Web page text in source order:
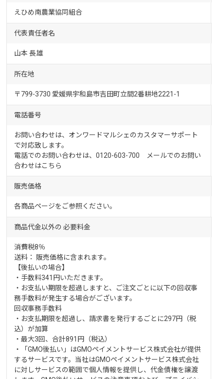
えひめ南農業協同組合
代表責任者名
山本 長雄
所在地
〒799-3730 愛媛県宇和島市吉田町立間2番耕地2221-1
電話番号
お問い合わせは、オンワードマルシェのカスタマーサポート
で対応致します。
電話でのお問い合わせは、0120-603-700 メールでのお問い
合わせはこちら
販売価格
各商品ページをご参照ください。
商品代金以外の 必要料金
消費税8％
送料： 販売価格に含まれます。
【後払いの場合】
・手数料341円いただきます。
・お支払い期限を超過しますと、ご注文ごとに以下の回収事
務手数料が発生する場合がございます。
回収事務手数料
・お支払期限を超過し、請求書を発行するごとに297円（税
込）が加算
・最大3回、合計891円（税込）
・「GMO後払い」はGMOペイメントサービス株式会社が提供
するサービスです。当社はGMOペイメントサービス株式会社
に対しサービスの範囲で個人情報を提供し、代金債権を譲渡